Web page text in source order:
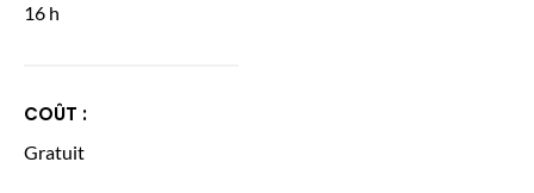
16 h
COÛT :
Gratuit